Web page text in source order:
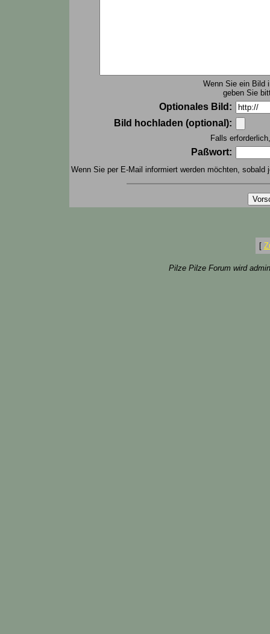
Wenn Sie ein Bild
geben Sie
Optionales Bild:
Bild hochladen (optional):
Falls
Paßwort:
Wenn Sie per E-Mail informiert werden möchten,
[
Pilze Pilze Forum wird